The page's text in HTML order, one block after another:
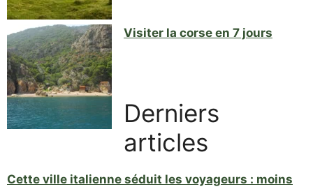
Visiter la corse en 7 jours
Derniers
articles
Cette ville italienne séduit les voyageurs : moins